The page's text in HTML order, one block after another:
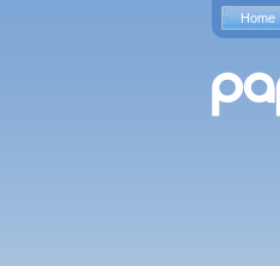
Home